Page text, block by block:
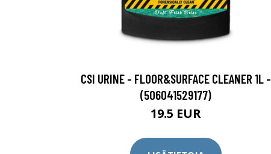
CSI URINE - FLOOR&SURFACE CLEANER 1L -
(506041529177)
19.5 EUR